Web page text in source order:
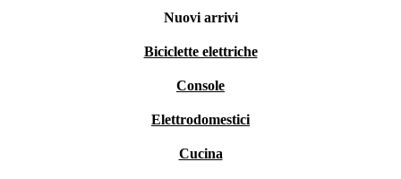
Nuovi arrivi
Biciclette elettriche
Console
Elettrodomestici
Cucina